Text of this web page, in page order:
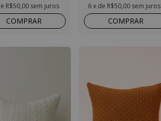
R$50,00 sem juros
COMPRAR
6x de R$50,00 sem juros
COMPRAR